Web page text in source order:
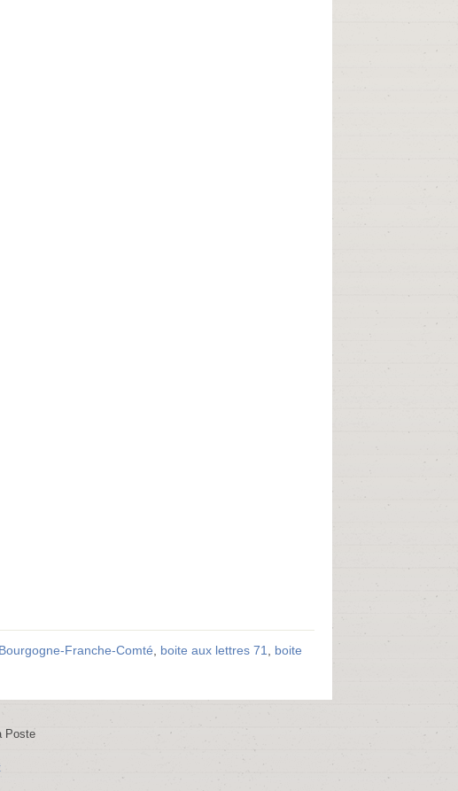
Franche-Comté, boite aux lettres 71, boite
Poste